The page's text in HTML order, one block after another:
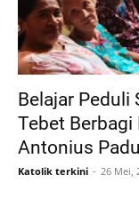
Belajar Peduli
Tebet Berbagi
Antonius
Katolik terkini 26 Mei,